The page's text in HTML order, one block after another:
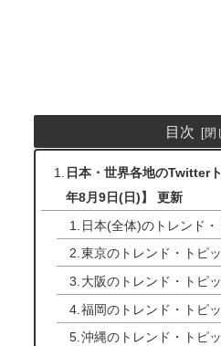
目次
日本・世界各地のTwitter
年8月9日(日)】 更新
日本(全体)のトレンド・
東京のトレンド・トピ
大阪のトレンド・トピ
福岡のトレンド・トピ
沖縄のトレンド・トピ